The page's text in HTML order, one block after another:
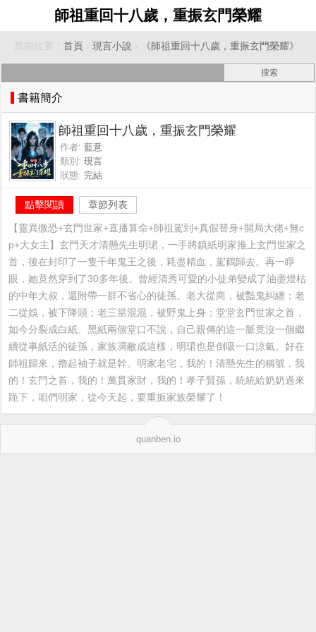
師祖重回十八歲，重振玄門榮耀
當前位置： 首頁 › 現言小說 › 《師祖重回十八歲，重振玄門榮耀》
書籍簡介
師祖重回十八歲，重振玄門榮耀
作者: 藍意
類別: 現言
狀態: 完結
點擊閱讀 章節列表
【靈異微恐+玄門世家+直播算命+師祖駕到+真假替身+開局大佬+無c
p+大女主】玄門天才清懸先生明珺，一手將鎮紙明家推上玄門世家之
首，後在封印了一隻千年鬼王之後，耗盡精血，駕鶴歸去。再一睜
眼，她竟然穿到了30多年後。曾經清秀可愛的小徒弟變成了油盡燈枯
的中年大叔，還附帶一群不省心的徒孫。老大從商，被豔鬼糾纏；老
二從娛，被下降頭；老三當混混，被野鬼上身；堂堂玄門世家之首，
如今分裂成白紙、黑紙兩個堂口不說，自己親傳的這一脈竟沒一個繼
續從事紙活的徒孫，家族凋敝成這樣，明珺也是倒吸一口涼氣。好在
師祖歸來，擼起袖子就是幹。明家老宅，我的！清懸先生的稱號，我
的！玄門之首，我的！萬貫家財，我的！孝子賢孫，統統給奶奶過來
跪下，咱們明家，從今天起，要重振家族榮耀了！
quanben.io